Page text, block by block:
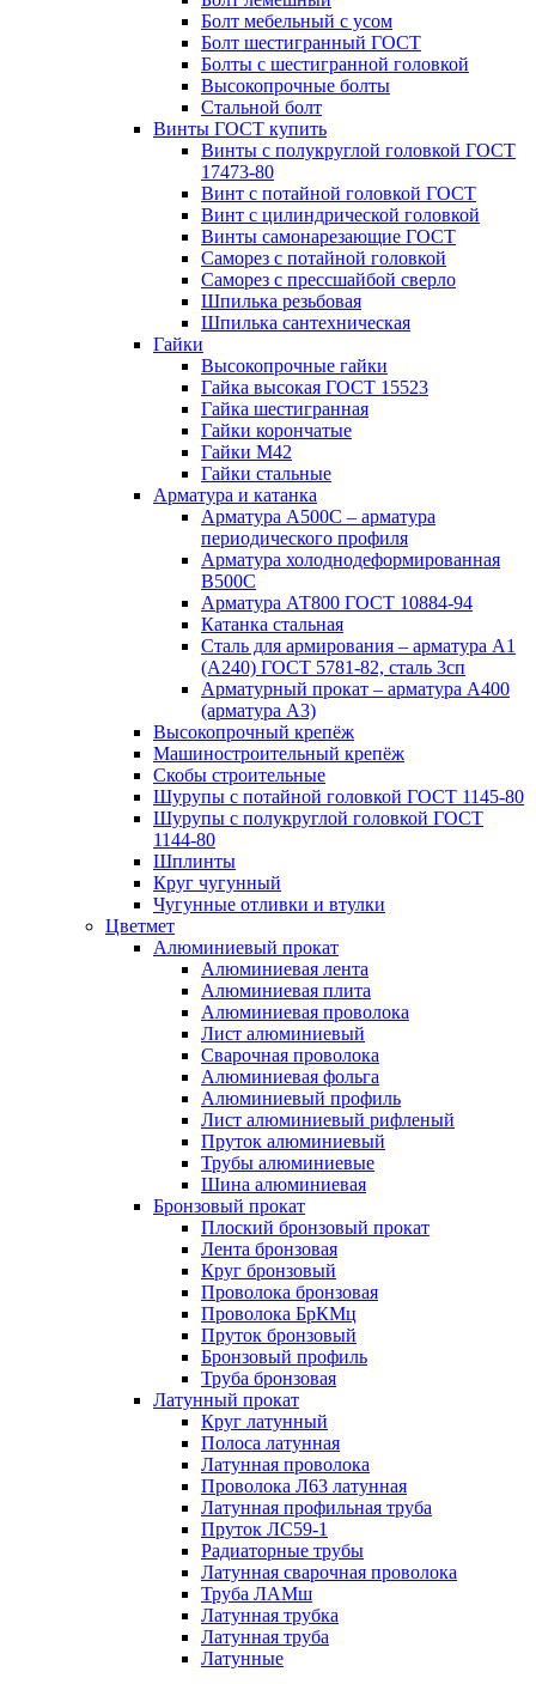
Болт мебельный с усом
Болт шестигранный ГОСТ
Болты с шестигранной головкой
Высокопрочные болты
Стальной болт
Винты ГОСТ купить
Винты с полукруглой головкой ГОСТ
17473-80
Винт с потайной головкой ГОСТ
Винт с цилиндрической головкой
Винты самонарезающие ГОСТ
Саморез с потайной головкой
Саморез с прессшайбой сверло
Шпилька резьбовая
Шпилька сантехническая
Гайки
Высокопрочные гайки
Гайка высокая ГОСТ 15523
Гайка шестигранная
Гайки корончатые
Гайки М42
Гайки стальные
Арматура и катанка
Арматура А500С – арматура
периодического профиля
Арматура холоднодеформированная
В500С
Арматура АТ800 ГОСТ 10884-94
Катанка стальная
Сталь для армирования – арматура А1
(А240) ГОСТ 5781-82, сталь 3сп
Арматурный прокат – арматура А400
(арматура А3)
Высокопрочный крепёж
Машиностроительный крепёж
Скобы строительные
Шурупы с потайной головкой ГОСТ 1145-80
Шурупы с полукруглой головкой ГОСТ
1144-80
Шплинты
Круг чугунный
Чугунные отливки и втулки
Цветмет
Алюминиевый прокат
Алюминиевая лента
Алюминиевая плита
Алюминиевая проволока
Лист алюминиевый
Сварочная проволока
Алюминиевая фольга
Алюминиевый профиль
Лист алюминиевый рифленый
Пруток алюминиевый
Трубы алюминиевые
Шина алюминиевая
Бронзовый прокат
Плоский бронзовый прокат
Лента бронзовая
Круг бронзовый
Проволока бронзовая
Проволока БрКМц
Пруток бронзовый
Бронзовый профиль
Труба бронзовая
Латунный прокат
Круг латунный
Полоса латунная
Латунная проволока
Проволока Л63 латунная
Латунная профильная труба
Пруток ЛС59-1
Радиаторные трубы
Латунная сварочная проволока
Труба ЛАМш
Латунная трубка
Латунная труба
Латунные